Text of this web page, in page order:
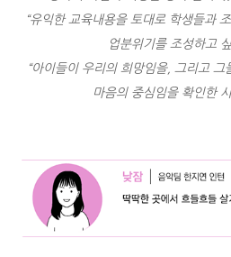
“유익한 교육내용을 토대로 학생들과
업분위기를 조성하고
“아이들이 우리의 희망임을, 그리고
마음의 중심임을 확인한